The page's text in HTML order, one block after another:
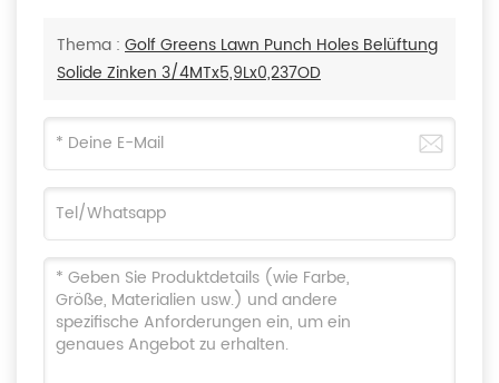
Thema : Golf Greens Lawn Punch Holes Belüftung
Solide Zinken 3/4MTx5,9Lx0,237OD